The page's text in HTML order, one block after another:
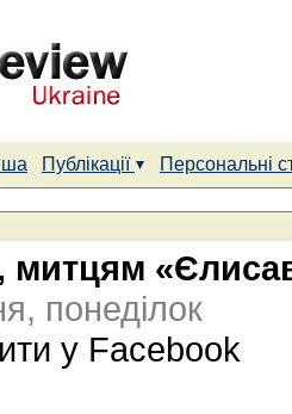
Публікації
Персональні
митцям
понеділок
у Facebook